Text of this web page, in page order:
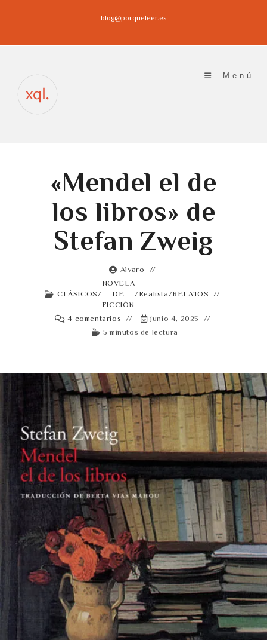
blog@porqueleer.es
Menú
«Mendel el de
los libros» de
Stefan Zweig
Alvaro
CLÁSICOS/
NOVELA
DE
FICCIÓN
/Realista/RELATOS
4 comentarios
junio 4, 2025
5 minutos de lectura